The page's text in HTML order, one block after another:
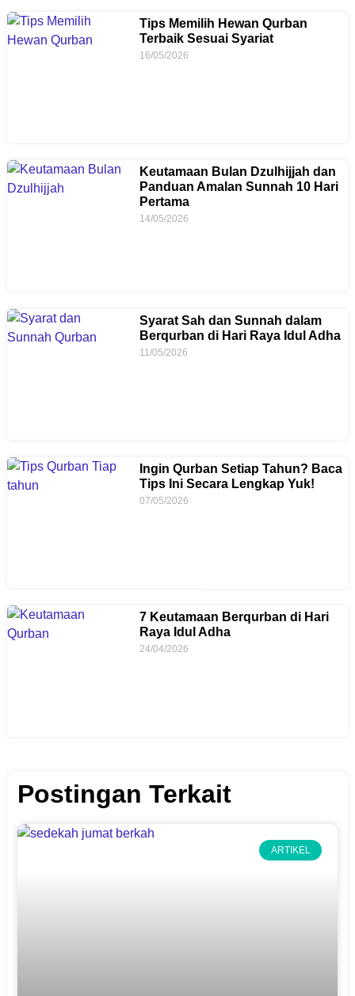
Tips Memilih Hewan Qurban
Terbaik Sesuai Syariat
16/05/2026
Keutamaan Bulan Dzulhijjah dan
Panduan Amalan Sunnah 10 Hari
Pertama
14/05/2026
Syarat Sah dan Sunnah dalam
Berqurban di Hari Raya Idul Adha
11/05/2026
Ingin Qurban Setiap Tahun? Baca
Tips Ini Secara Lengkap Yuk!
07/05/2026
7 Keutamaan Berqurban di Hari
Raya Idul Adha
24/04/2026
Postingan Terkait
ARTIKEL